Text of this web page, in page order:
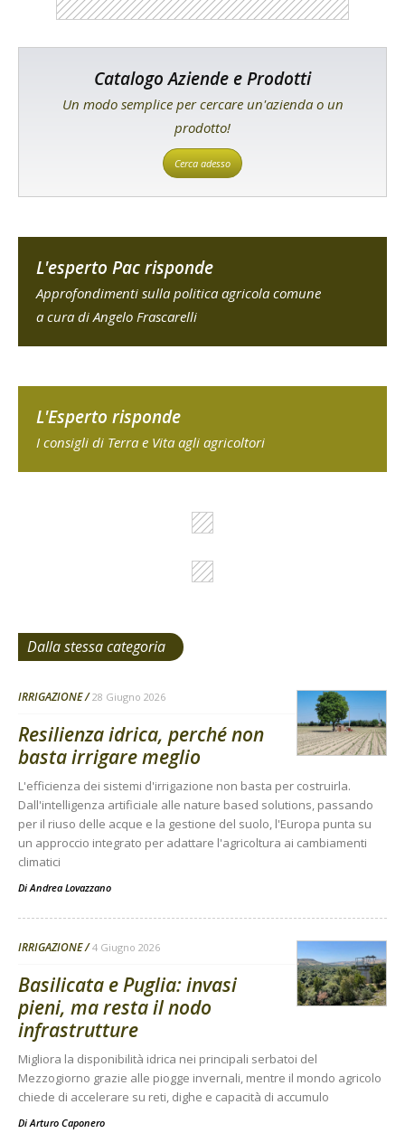
Catalogo Aziende e Prodotti
Un modo semplice per cercare un'azienda o un
prodotto!
Cerca adesso
L'esperto Pac risponde
Approfondimenti sulla politica agricola comune
a cura di Angelo Frascarelli
L'Esperto risponde
I consigli di Terra e Vita agli agricoltori
Dalla stessa categoria
IRRIGAZIONE 28 Giugno 2026
Resilienza idrica, perché non
basta irrigare meglio
L'efficienza dei sistemi d'irrigazione non basta per costruirla.
Dall'intelligenza artificiale alle nature based solutions, passando
per il riuso delle acque e la gestione del suolo, l'Europa punta su
un approccio integrato per adattare l'agricoltura ai cambiamenti
climatici
DiAndrea Lovazzano
IRRIGAZIONE 4 Giugno 2026
Basilicata e Puglia: invasi
pieni, ma resta il nodo
infrastrutture
Migliora la disponibilità idrica nei principali serbatoi del
Mezzogiorno grazie alle piogge invernali, mentre il mondo agricolo
chiede di accelerare su reti, dighe e capacità di accumulo
DiArturo Caponero